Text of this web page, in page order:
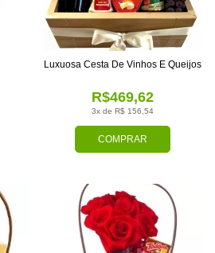
COMPRAR
3x de R$ 156,54
R$469,62
Luxuosa Cesta De Vinhos E Queijos